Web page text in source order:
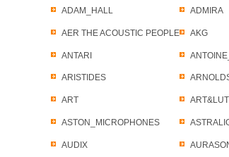
ADAM_HALL ADMIRA
AER THE ACOUSTIC PEOPLE AKG
ANTARI
ARISTIDES
ART
ASTON_MICROPHONES
AUDIX